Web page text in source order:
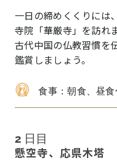
一日の締めくくりには
寺院「華厳寺」を訪れ
古代中国の仏教習慣を
鑑賞しましょう。
食事：朝食、昼食
2 日目
懸空寺、応県木塔